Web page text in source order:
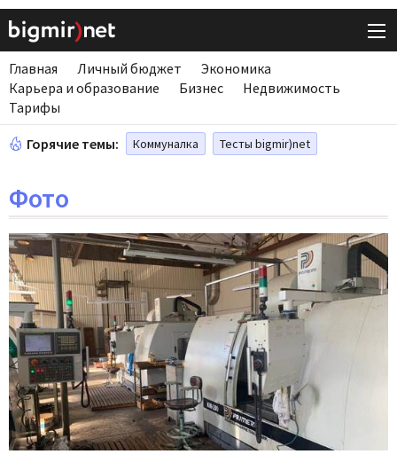
Главная Личный бюджет
Экономика
Карьера и образование
Бизнес
Недвижимость
Тарифы
Горячие темы: Коммуналка Тесты bigmir)net
Фото